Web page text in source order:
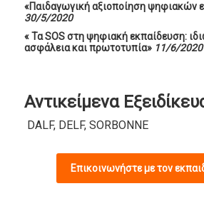
«Παιδαγωγικήαξιοποίησηψηφιακών
30/5/2020
« Τα SOS στη ψηφιακή εκπαίδευση:
ασφάλεια και πρωτοτυπία» 11/6/2020
Αντικείμενα
DALF, DELF, SORBONNE
Επικοινωνήστε με τον